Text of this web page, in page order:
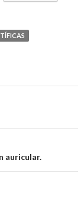
auricular.